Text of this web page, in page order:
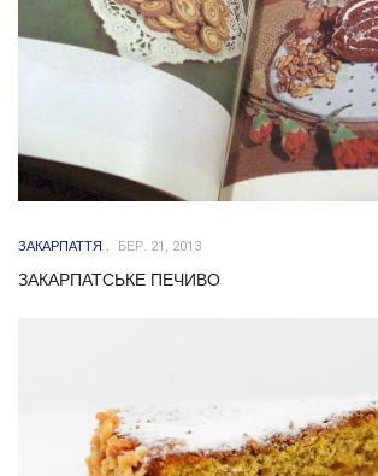
ЗАКАРПАТТЯ БЕР. 21, 2013
ЗАКАРПАТСЬКЕ ПЕЧИВО